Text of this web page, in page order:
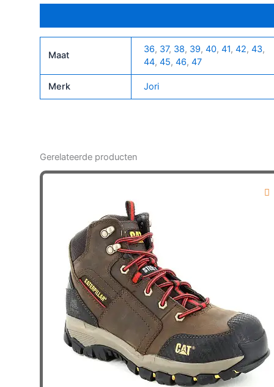
aantal
Maat
36, 37, 38, 39, 40, 41, 42, 43,
44, 45, 46, 47
Merk Jori
Gerelateerde producten